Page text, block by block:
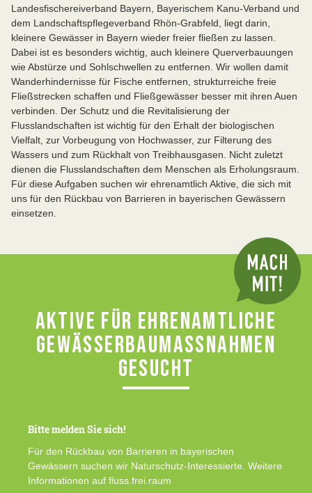
Landesfischereiverband Bayern, Bayerischem Kanu-Verband und
dem Landschaftspflegeverband Rhön-Grabfeld, liegt darin,
kleinere Gewässer in Bayern wieder freier fließen zu lassen.
Dabei ist es besonders wichtig, auch kleinere Querverbauungen
wie Abstürze und Sohlschwellen zu entfernen. Wir wollen damit
Wanderhindernisse für Fische entfernen, strukturreiche freie
Fließstrecken schaffen und Fließgewässer besser mit ihren Auen
verbinden. Der Schutz und die Revitalisierung der
Flusslandschaften ist wichtig für den Erhalt der biologischen
Vielfalt, zur Vorbeugung von Hochwasser, zur Filterung des
Wassers und zum Rückhalt von Treibhausgasen. Nicht zuletzt
dienen die Flusslandschaften dem Menschen als Erholungsraum.
Für diese Aufgaben suchen wir ehrenamtlich Aktive, die sich mit
uns für den Rückbau von Barrieren in bayerischen Gewässern
einsetzen.
AKTIVE FÜR EHRENAMTLICHE
GEWÄSSERBAUMASSNAHMEN G
ESUCHT
Bitte melden Sie sich!
Für den Rückbau von Barrieren in bayerischen
Gewässern suchen wir Naturschutz-Interessierte. Weitere
Informationen auf fluss.frei.raum